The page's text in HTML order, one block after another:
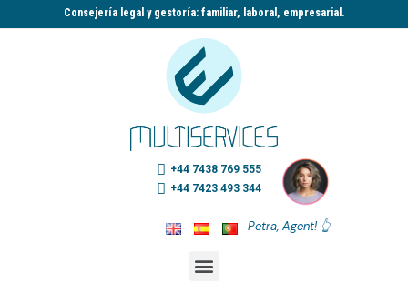
Consejería legal y gestoría: familiar, laboral, empresarial.​
+44 7438 769 555
+44 7423 493 344
Petra, Agent! 👆